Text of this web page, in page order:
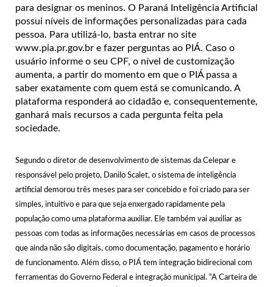
para designar os meninos. O Paraná Inteligência Artificial
possui níveis de informações personalizadas para cada
pessoa. Para utilizá-lo, basta entrar no site
www.pia.pr.gov.br e fazer perguntas ao PIÁ. Caso o
usuário informe o seu CPF, o nível de customização
aumenta, a partir do momento em que o PIÁ passa a
saber exatamente com quem está se comunicando. A
plataforma responderá ao cidadão e, consequentemente,
ganhará mais recursos a cada pergunta feita pela
sociedade.
Segundo o diretor de desenvolvimento de sistemas da Celepar e
responsável pelo projeto, Danilo Scalet, o sistema de inteligência
artificial demorou três meses para ser concebido e foi criado para ser
simples, intuitivo e para que seja enxergado rapidamente pela
população como uma plataforma auxiliar. Ele também vai auxiliar as
pessoas com todas as informações necessárias em casos de processos
que ainda não são digitais, como documentação, pagamento e horário
de funcionamento. Além disso, o PIÁ tem integração bidirecional com
ferramentas do Governo Federal e integração municipal. “A Carteira de